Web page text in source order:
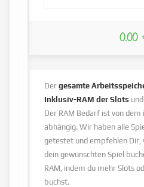
0.00
Dergesamte
Inklusiv-RAM der Slots
Der RAM Bedarf ist von dem
abhängig. Wir haben alle
getestet und empfehlen Dir,
dein gewünschten Spiel
RAM, indem du mehr Slots
buchst.